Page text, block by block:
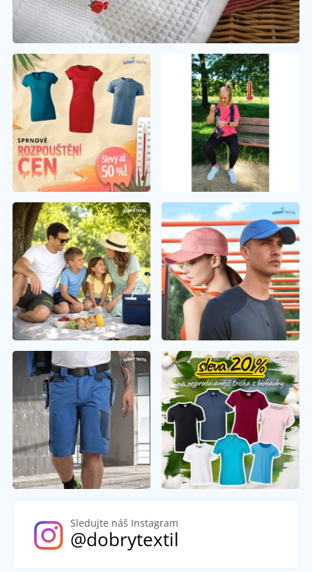
Sledujte náš Instagram
@dobrytextil